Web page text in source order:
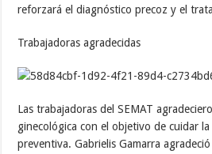
reforzará el diagnóstico precoz y el
Trabajadoras agradecidas
Las trabajadoras del SEMAT
ginecológica con el objetivo de cuidar
preventiva. Gabrielis Gamarra